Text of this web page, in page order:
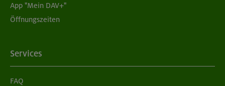
App "Mein DAV+"
Öffnungszeiten
Services
FAQ